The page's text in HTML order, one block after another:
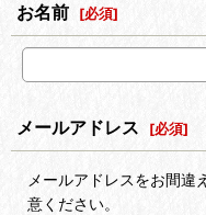
お名前 [必須]
メールアドレス [必須]
メールアドレスをお間違
意ください。